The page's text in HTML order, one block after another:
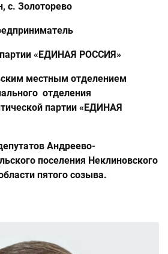
с. Золоторево
«ЕДИНАЯ РОССИЯ»
местным отделением
отделения
партии «ЕДИНАЯ
Андреево-
поселения Неклиновского
пятого созыва.